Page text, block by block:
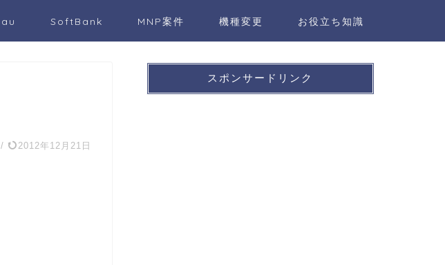
au SoftBank MNP案件 機種変更 お役立ち知識
/ 2012年12月21日
スポンサードリンク